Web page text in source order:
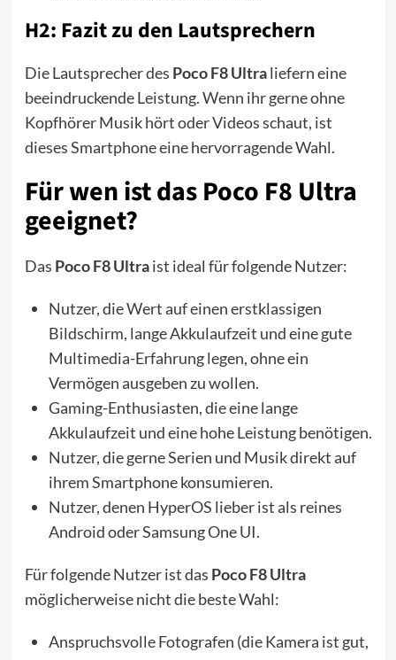
H2: Fazit zu den Lautsprechern
Die Lautsprecher des Poco F8 Ultraliefern eine
beeindruckende Leistung. Wenn ihr gerne ohne
Kopfhörer Musik hört oder Videos schaut, ist
dieses Smartphone eine hervorragende Wahl.
Für wen ist das Poco F8 Ultra
geeignet?
Das Poco F8 Ultraist ideal für folgende Nutzer:
Nutzer, die Wert auf einen erstklassigen
Bildschirm, lange Akkulaufzeit und eine gute
Multimedia-Erfahrung legen, ohne ein
Vermögen ausgeben zu wollen.
Gaming-Enthusiasten, die eine lange
Akkulaufzeit und eine hohe Leistung benötigen.
Nutzer, die gerne Serien und Musik direkt auf
ihrem Smartphone konsumieren.
Nutzer, denen HyperOS lieber ist als reines
Android oder Samsung One UI.
Für folgende Nutzer ist das Poco F8 Ultra
möglicherweise nicht die beste Wahl:
Anspruchsvolle Fotografen (die Kamera ist gut,